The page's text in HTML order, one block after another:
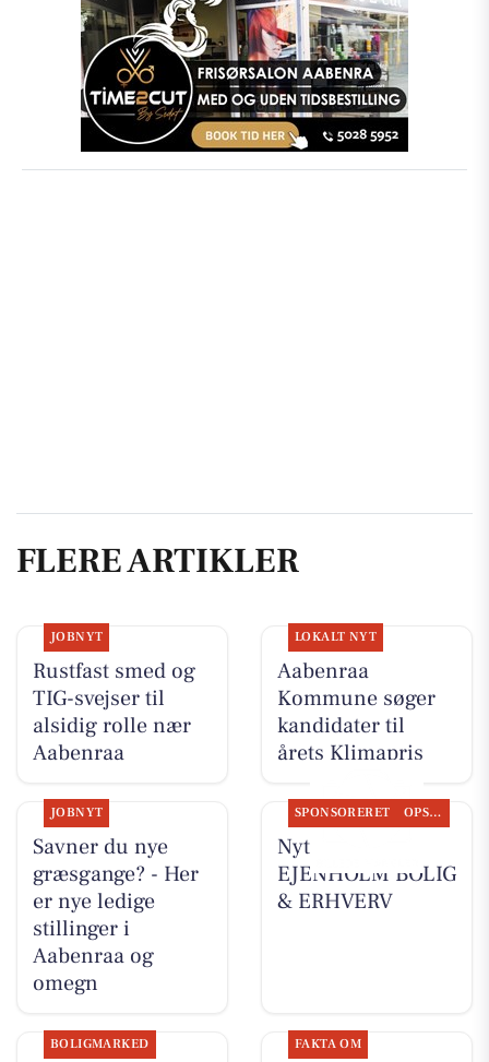
FLERE ARTIKLER
JOBNYT
Rustfast smed og
TIG-svejser til
alsidig rolle nær
Aabenraa
LOKALT NYT
Aabenraa
Kommune søger
kandidater til
årets Klimapris
JOBNYT
Savner du nye
græsgange? - Her
er nye ledige
stillinger i
Aabenraa og
omegn
SPONSORERET OPSLAGSTAVLEN
Nyt fra
EJENHOLM BOLIG
& ERHVERV
BOLIGMARKED FAKTA OM